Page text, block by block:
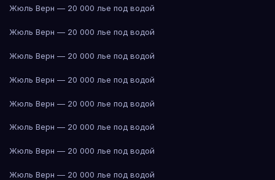
Жюль Верн — 20 000 лье под водой
Жюль Верн — 20 000 лье под водой
Жюль Верн — 20 000 лье под водой
Жюль Верн — 20 000 лье под водой
Жюль Верн — 20 000 лье под водой
Жюль Верн — 20 000 лье под водой
Жюль Верн — 20 000 лье под водой
Жюль Верн — 20 000 лье под водой